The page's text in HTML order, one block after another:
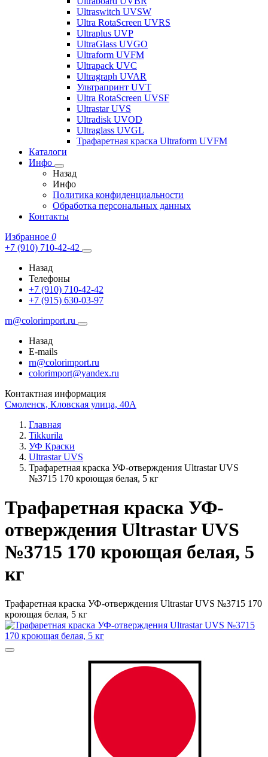
Ultraswitch UVSW
Ultra RotaScreen UVRS
Ultraplus UVP
UltraGlass UVGO
Ultraform UVFM
Ultrapack UVC
Ultragraph UVAR
Ультрапринт UVT
Ultra RotaScreen UVSF
Ultrastar UVS
Ultradisk UVOD
Ultraglass UVGL
Трафаретная краска Ultraform UVFM
Каталоги
Инфо
Назад
Инфо
Политика конфиденциальности
Обработка персональных данных
Контакты
Избранное 0
+7 (910) 710-42-42
Назад
Телефоны
+7 (910) 710-42-42
+7 (915) 630-03-97
rn@colorimport.ru
Назад
E-mails
rn@colorimport.ru
colorimport@yandex.ru
Контактная информация
Смоленск, Кловская улица, 40А
Главная
Tikkurila
УФ Краски
Ultrastar UVS
Трафаретная краска УФ-отверждения Ultrastar UVS
№3715 170 кроющая белая, 5 кг
Трафаретная краска УФ-
отверждения Ultrastar UVS
№3715 170 кроющая белая, 5
кг
Трафаретная краска УФ-отверждения Ultrastar UVS №3715 170
кроющая белая, 5 кг